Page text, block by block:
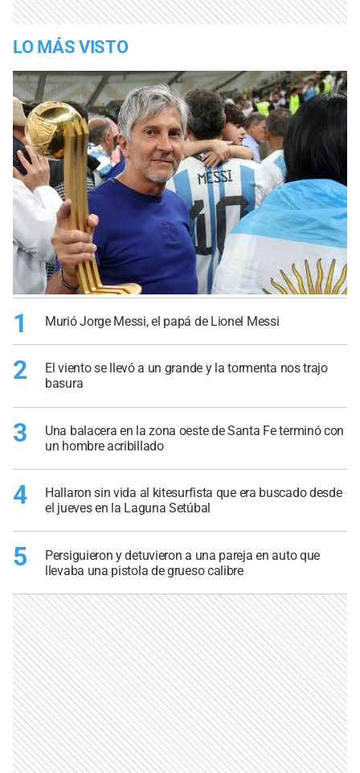
LO MÁS VISTO
1 Murió Jorge Messi, el papá de Lionel Messi
2
El viento se llevó a un grande y la tormenta nos trajo
basura
3
Una balacera en la zona oeste de Santa Fe terminó con
un hombre acribillado
4
Hallaron sin vida al kitesurfista que era buscado desde
el jueves en la Laguna Setúbal
5
Persiguieron y detuvieron a una pareja en auto que
llevaba una pistola de grueso calibre